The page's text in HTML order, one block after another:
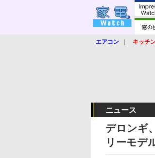
エアコン キッチ
ニュース
デロンギ
リーモデ